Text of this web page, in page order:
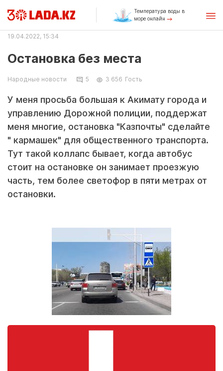
Температура воды в
море онлайн
19.04.2022, 15:34
Остановка без места
Народные новости 5 3 656 Гость
У меня просьба большая к Акимату города и
управлению Дорожной полиции, поддержат
меня многие, остановка "Казпочты" сделайте
" кармашек" для общественного транспорта.
Тут такой коллапс бывает, когда автобус
стоит на остановке он занимает проезжую
часть, тем более светофор в пяти метрах от
остановки.